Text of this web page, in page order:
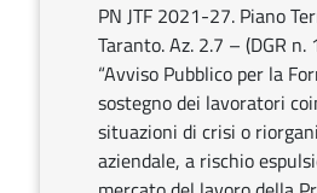
PN JTF 2021-27. Piano
Taranto. Az. 2.7 – (DGR
“Avviso Pubblico per la
sostegno dei lavoratori
situazioni di crisi o
aziendale, a rischio